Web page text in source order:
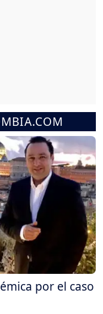
por el caso